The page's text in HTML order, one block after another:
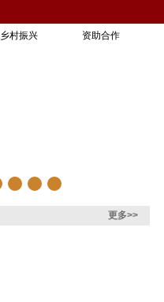
乡村振兴 资助合作
更多>>